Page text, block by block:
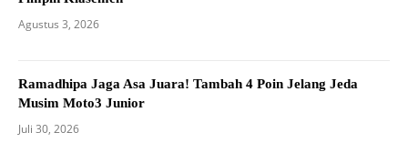
Agustus 3, 2026
Ramadhipa Jaga Asa Juara! Tambah 4 Poin Jelang Jeda
Musim Moto3 Junior
Juli 30, 2026